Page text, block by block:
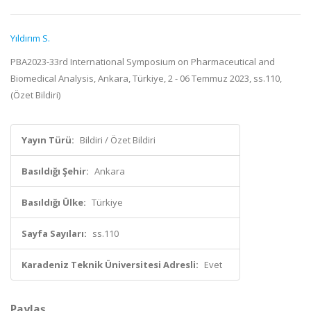
Yıldırım S.
PBA2023-33rd International Symposium on Pharmaceutical and
Biomedical Analysis, Ankara, Türkiye, 2 - 06 Temmuz 2023, ss.110,
(Özet Bildiri)
Yayın Türü: Bildiri / Özet Bildiri
Basıldığı Şehir: Ankara
Basıldığı Ülke: Türkiye
Sayfa Sayıları: ss.110
Karadeniz Teknik Üniversitesi Adresli: Evet